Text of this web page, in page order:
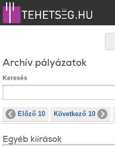
Archív pályázatok
Keresés
Előző 10 Következő 10
Egyéb kiírások